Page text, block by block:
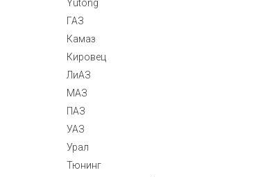
Yutong
ГАЗ
Камаз
Кировец
ЛиАЗ
МАЗ
ПАЗ
УАЗ
Урал
Тюнинг